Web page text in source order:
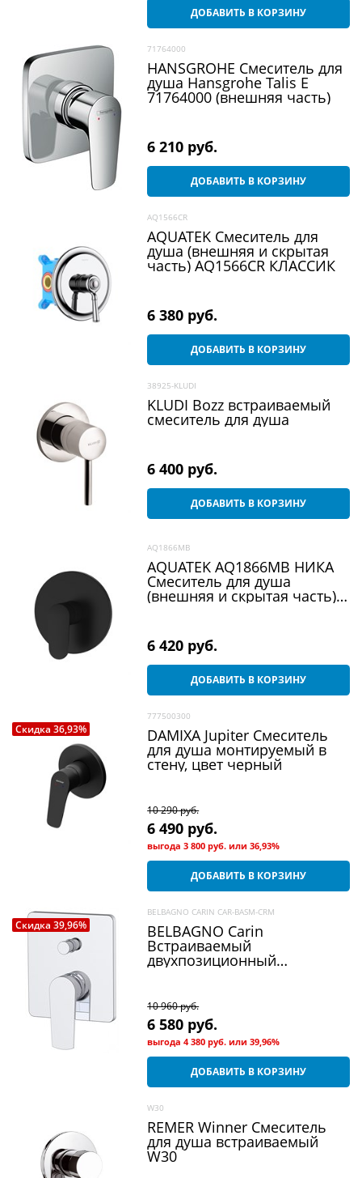
ДОБАВИТЬ В КОРЗИНУ
71764000
HANSGROHE Смеситель для
душа Hansgrohe Talis E
71764000 (внешняя часть)
6 210 руб.
ДОБАВИТЬ В КОРЗИНУ
AQ1566CR
AQUATEK Смеситель для
душа (внешняя и скрытая
часть) AQ1566CR КЛАССИК
6 380 руб.
ДОБАВИТЬ В КОРЗИНУ
38925-KLUDI
KLUDI Bozz встраиваемый
смеситель для душа
6 400 руб.
ДОБАВИТЬ В КОРЗИНУ
AQ1866MB
AQUATEK AQ1866MB НИКА
Смеситель для душа
(внешняя и скрытая часть),
6 420 руб.
ДОБАВИТЬ В КОРЗИНУ
Скидка 36,93%
777500300
DAMIXA Jupiter Смеситель
для душа монтируемый в
стену, цвет черный
10 290 руб.
6 490 руб.
выгода3 800 руб. или36,93%
ДОБАВИТЬ В КОРЗИНУ
Скидка 39,96%
BELBAGNO CARIN CAR-BASM-CRM
BELBAGNO Carin
Встраиваемый
двухпозиционный
10 960 руб.
6 580 руб.
выгода4 380 руб. или39,96%
ДОБАВИТЬ В КОРЗИНУ
W30
REMER Winner Смеситель
для душа встраиваемый
W30